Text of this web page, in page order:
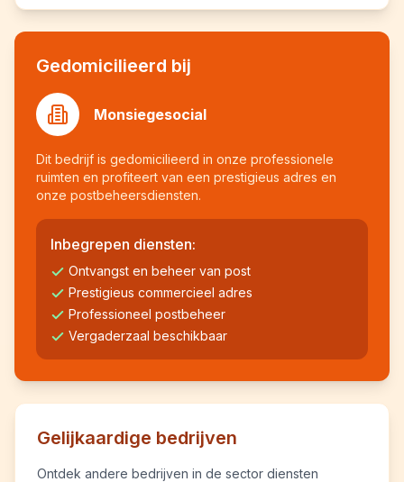
Gedomicilieerd bij
Monsiegesocial
Dit bedrijf is gedomicilieerd in onze professionele
ruimten en profiteert van een prestigieus adres en
onze postbeheersdiensten.
Inbegrepen diensten:
Ontvangst en beheer van post
Prestigieus commercieel adres
Professioneel postbeheer
Vergaderzaal beschikbaar
Gelijkaardige bedrijven
Ontdek andere bedrijven in de sector diensten